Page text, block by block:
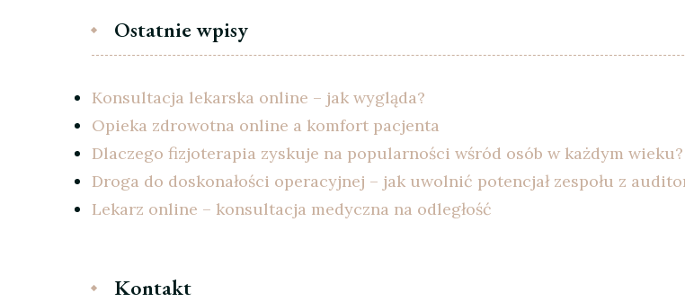
Ostatnie wpisy
Konsultacja lekarska online – jak wygląda?
Opieka zdrowotna online a komfort pacjenta
Dlaczego fizjoterapia zyskuje na popularności wśród osób w każdym wieku?
Droga do doskonałości operacyjnej – jak uwolnić potencjał zespołu z
Lekarz online – konsultacja medyczna na odległość
Kontakt